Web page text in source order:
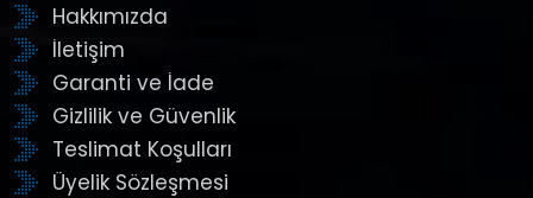
Hakkımızda
İletişim
Garanti ve İade
Gizlilik ve Güvenlik
Teslimat Koşulları
Üyelik Sözleşmesi